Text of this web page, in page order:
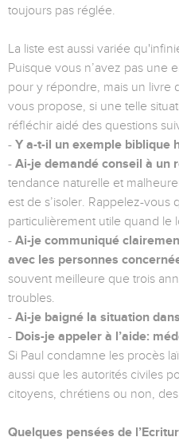
toujours pas réglée.
La liste est aussi variée
Puisque vous n’avez pas une
pour y répondre, mais un livre
vous propose, si une telle
réfléchir aidé des questions
- Y a-t-il un exemple biblique
- Ai-je demandé conseil à un
tendance naturelle et
est de s’isoler. Rappelez-vous
particulièrement utile quand le
- Ai-je communiqué
avec les personnes
souvent meilleure que trois
troubles.
- Ai-je baigné la situation
- Dois-je appeler à l’aide:
Si Paul condamne les procès
aussi que les autorités civiles
citoyens, chrétiens ou non,
Quelques pensées de